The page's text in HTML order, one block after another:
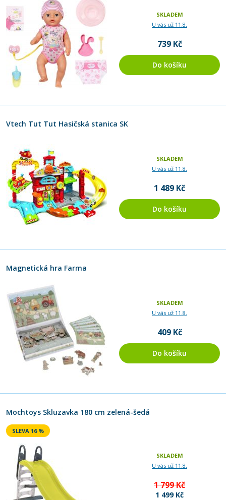
SKLADEM
U vás už 11.8.
739 Kč
Do košíku
Vtech Tut Tut Hasičská stanica SK
SKLADEM
U vás už 11.8.
1 489 Kč
Do košíku
Magnetická hra Farma
SKLADEM
U vás už 11.8.
409 Kč
Do košíku
Mochtoys Skluzavka 180 cm zelená-šedá
SLEVA 16 %
SKLADEM
U vás už 11.8.
1 799 Kč
1 499 Kč